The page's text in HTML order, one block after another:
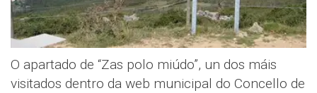
O apartado de “Zas polo miúdo”, un dos máis
visitados dentro da web municipal do Concello de